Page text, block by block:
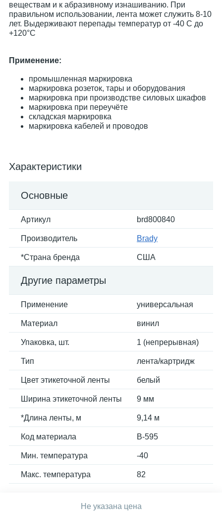
веществам и к абразивному изнашиванию. При
правильном использовании, лента может служить 8-10
лет. Выдерживают перепады температур от -40 С до
+120°С
Применение:
промышленная маркировка
маркировка розеток, тары и оборудования
маркировка при производстве силовых шкафов
маркировка при переучёте
складская маркировка
маркировка кабелей и проводов
Характеристики
Основные
Артикул brd800840
Производитель Brady
*Страна бренда США
Другие параметры
Применение универсальная
Материал винил
Упаковка, шт. 1 (непрерывная)
Тип лента/картридж
Цвет этикеточной ленты белый
Ширина этикеточной ленты 9 мм
*Длина ленты, м 9,14 м
Код материала B-595
Мин. температура -40
Макс. температура 82
Не указана цена